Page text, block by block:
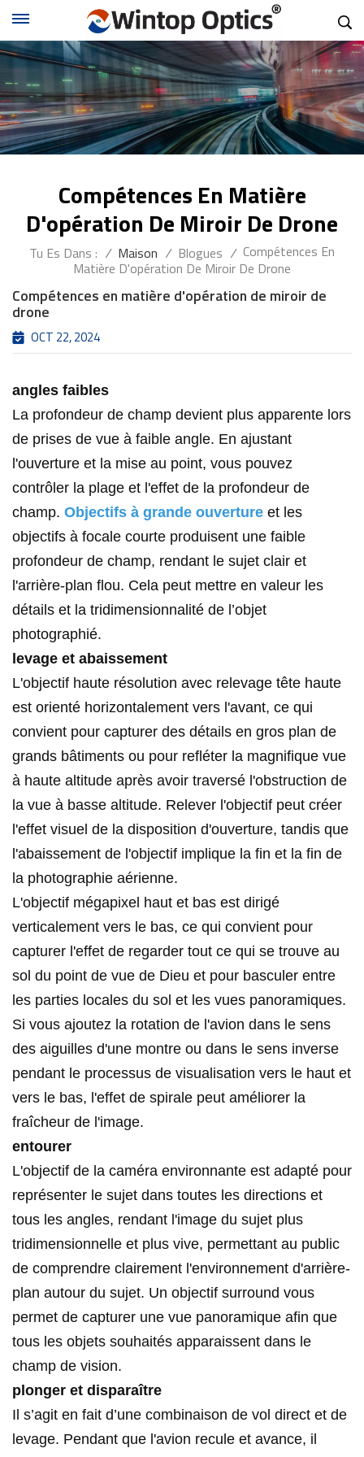
Compétences En Matière
D'opération De Miroir De Drone
Tu Es Dans : / Maison / Blogues / Compétences En
Matière D'opération De Miroir De Drone
Compétences en matière d'opération de miroir de
drone
OCT 22, 2024
angles faibles
La profondeur de champ devient plus apparente lors
de prises de vue à faible angle. En ajustant
l'ouverture et la mise au point, vous pouvez
contrôler la plage et l'effet de la profondeur de
champ. Objectifs à grande ouverture et les
objectifs à focale courte produisent une faible
profondeur de champ, rendant le sujet clair et
l'arrière-plan flou. Cela peut mettre en valeur les
détails et la tridimensionnalité de l’objet
photographié.
levage et abaissement
L'objectif haute résolution avec relevage tête haute
est orienté horizontalement vers l'avant, ce qui
convient pour capturer des détails en gros plan de
grands bâtiments ou pour refléter la magnifique vue
à haute altitude après avoir traversé l'obstruction de
la vue à basse altitude. Relever l'objectif peut créer
l'effet visuel de la disposition d'ouverture, tandis que
l'abaissement de l'objectif implique la fin et la fin de
la photographie aérienne.
L'objectif mégapixel haut et bas est dirigé
verticalement vers le bas, ce qui convient pour
capturer l'effet de regarder tout ce qui se trouve au
sol du point de vue de Dieu et pour basculer entre
les parties locales du sol et les vues panoramiques.
Si vous ajoutez la rotation de l'avion dans le sens
des aiguilles d'une montre ou dans le sens inverse
pendant le processus de visualisation vers le haut et
vers le bas, l'effet de spirale peut améliorer la
fraîcheur de l'image.
entourer
L'objectif de la caméra environnante est adapté pour
représenter le sujet dans toutes les directions et
tous les angles, rendant l'image du sujet plus
tridimensionnelle et plus vive, permettant au public
de comprendre clairement l'environnement d'arrière-
plan autour du sujet. Un objectif surround vous
permet de capturer une vue panoramique afin que
tous les objets souhaités apparaissent dans le
champ de vision.
plonger et disparaître
Il s’agit en fait d’une combinaison de vol direct et de
levage. Pendant que l'avion recule et avance, il